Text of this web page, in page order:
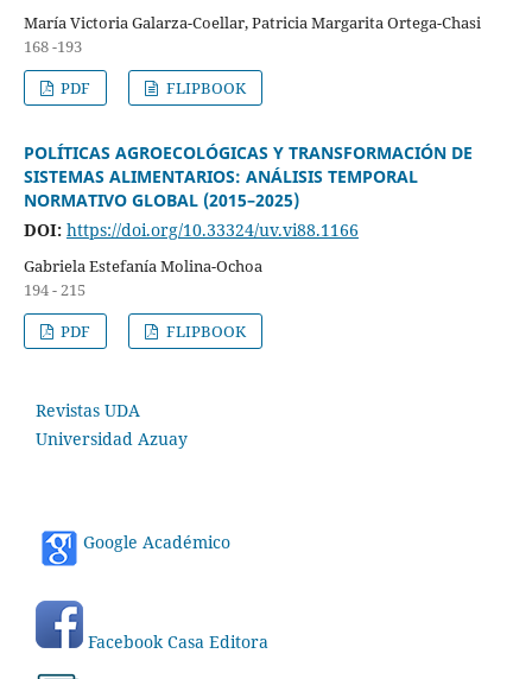
María Victoria Galarza-Coellar, Patricia Margarita Ortega-Chasi
168 -193
PDF
FLIPBOOK
POLÍTICAS AGROECOLÓGICAS Y TRANSFORMACIÓN DE
SISTEMAS ALIMENTARIOS: ANÁLISIS TEMPORAL
NORMATIVO GLOBAL (2015–2025)
DOI: https://doi.org/10.33324/uv.vi88.1166
Gabriela Estefanía Molina-Ochoa
194 - 215
PDF
FLIPBOOK
Revistas UDA
Universidad Azuay
Google Académico
Facebook Casa Editora